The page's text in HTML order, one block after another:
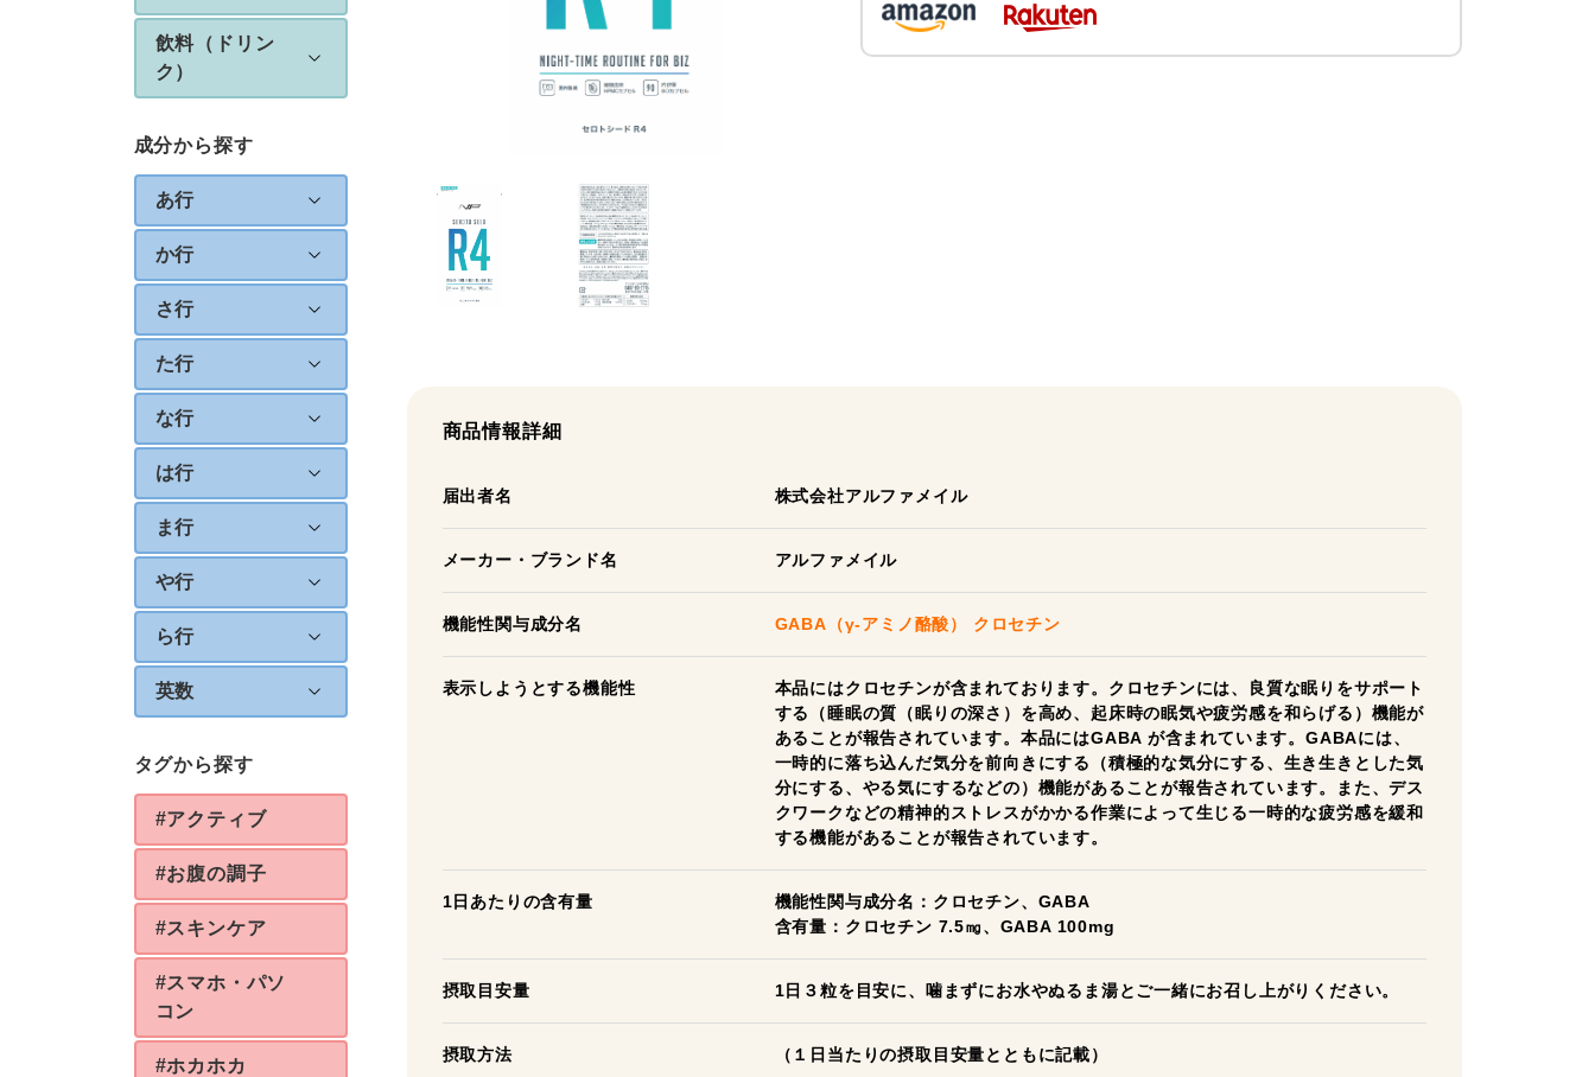
飲料（ドリン
ク）
成分から探す
あ行
か行
さ行
た行
な行
は行
ま行
や行
ら行
英数
タグから探す
#アクティブ
#お腹の調子
#スキンケア
#スマホ・パソ
コン
#ホカホカ
商品情報詳細
届出者名 株式会社アルファメイル
メーカー・ブランド名 アルファメイル
機能性関与成分名 GABA（γ-アミノ酪酸） クロセチン
表示しようとする機能性
本品にはクロセチンが含まれております。クロセチンには、良質な眠りをサポート
する（睡眠の質（眠りの深さ）を高め、起床時の眠気や疲労感を和らげる）機能が
あることが報告されています。本品にはGABA が含まれています。GABAには、
一時的に落ち込んだ気分を前向きにする（積極的な気分にする、生き生きとした気
分にする、やる気にするなどの）機能があることが報告されています。また、デス
クワークなどの精神的ストレスがかかる作業によって生じる一時的な疲労感を緩和
する機能があることが報告されています。
1日あたりの含有量
機能性関与成分名：クロセチン、GABA
含有量：クロセチン 7.5㎎、GABA 100mg
摂取目安量 1日３粒を目安に、噛まずにお水やぬるま湯とご一緒にお召し上がりください。
摂取方法 （１日当たりの摂取目安量とともに記載）